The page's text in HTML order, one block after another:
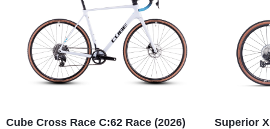
Cube Cross Race C:62 Race (2026) Superior